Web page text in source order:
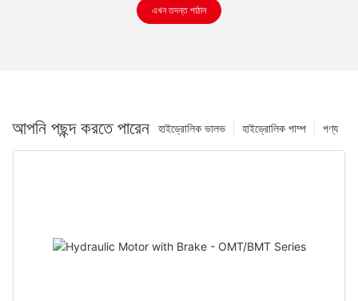
এখন তদন্ত পাঠান
আপনি পছন্দ করতে পারেন পণ্য
হাইড্রোলিক পাম্প
হাইড্রোলিক ভালভ